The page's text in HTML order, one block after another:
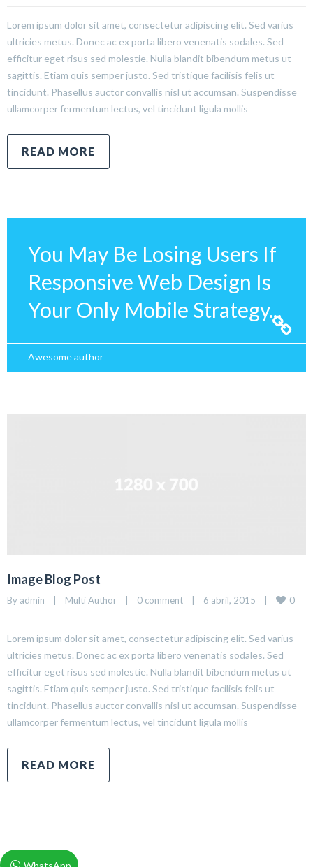
Lorem ipsum dolor sit amet, consectetur adipiscing elit. Sed varius
ultricies metus. Donec ac ex porta libero venenatis sodales. Sed
efficitur eget risus sed molestie. Nulla blandit bibendum metus ut
sagittis. Etiam quis semper justo. Sed tristique facilisis felis ut
tincidunt. Phasellus auctor convallis nisl ut accumsan. Suspendisse
ullamcorper fermentum lectus, vel tincidunt ligula mollis
READ MORE
You May Be Losing Users If
Responsive Web Design Is
Your Only Mobile Strategy...
Awesome author
Image Blog Post
By admin | Multi Author | 0 comment | 6 abril, 2015 | 0
Lorem ipsum dolor sit amet, consectetur adipiscing elit. Sed varius
ultricies metus. Donec ac ex porta libero venenatis sodales. Sed
efficitur eget risus sed molestie. Nulla blandit bibendum metus ut
sagittis. Etiam quis semper justo. Sed tristique facilisis felis ut
tincidunt. Phasellus auctor convallis nisl ut accumsan. Suspendisse
ullamcorper fermentum lectus, vel tincidunt ligula mollis
READ MORE